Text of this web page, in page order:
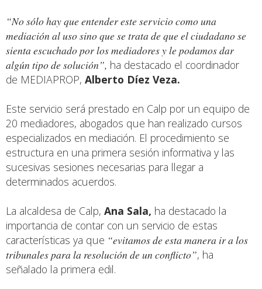
“No sólo hay que entender este servicio como una
mediación al uso sino que se trata de que el ciudadano se
sienta escuchado por los mediadores y le podamos dar
algún tipo de solución”, ha destacado el coordinador
de MEDIAPROP, Alberto Díez Veza.
Este servicio será prestado en Calp por un equipo de
20 mediadores, abogados que han realizado cursos
especializados en mediación. El procedimiento se
estructura en una primera sesión informativa y las
sucesivas sesiones necesarias para llegar a
determinados acuerdos.
La alcaldesa de Calp, Ana Sala, ha destacado la
importancia de contar con un servicio de estas
características ya que “evitamos de esta manera ir a los
tribunales para la resolución de un conflicto”, ha
señalado la primera edil.